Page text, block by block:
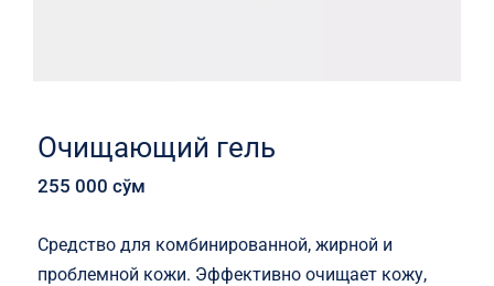
Очищающий гель
255 000сўм
Средство для комбинированной, жирной и
проблемной кожи. Эффективно очищает кожу,